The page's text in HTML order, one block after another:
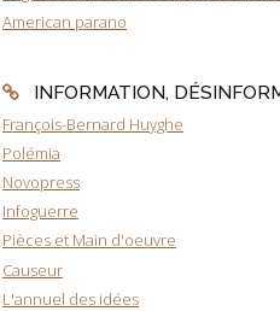
American parano
INFORMATION,
François-Bernard Huyghe
Polémia
Novopress
Infoguerre
Pièces et Main d'oeuvre
Causeur
L'annuel des idées